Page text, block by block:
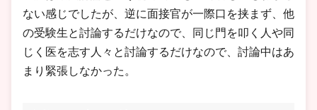
ない感じでしたが、逆に面接官が一際口を挟まず、他
の受験生と討論するだけなので、同じ門を叩く人や同
じく医を志す人々と討論するだけなので、討論中はあ
まり緊張しなかった。